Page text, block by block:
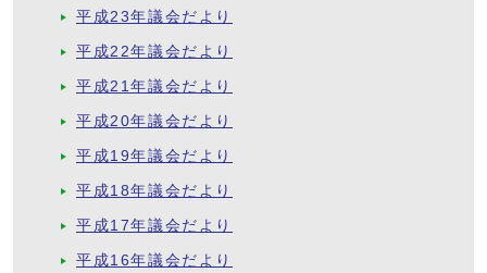
平成23年議会だより
平成22年議会だより
平成21年議会だより
平成20年議会だより
平成19年議会だより
平成18年議会だより
平成17年議会だより
平成16年議会だより